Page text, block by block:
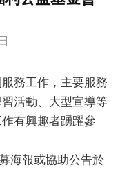
務工作，主要服務
活動、大型宣導等
有興趣者踴躍參
海報或協助公告於